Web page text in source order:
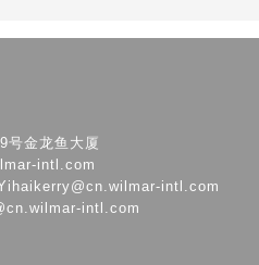
号金龙鱼大厦
intl.com
intl.com
intl.com